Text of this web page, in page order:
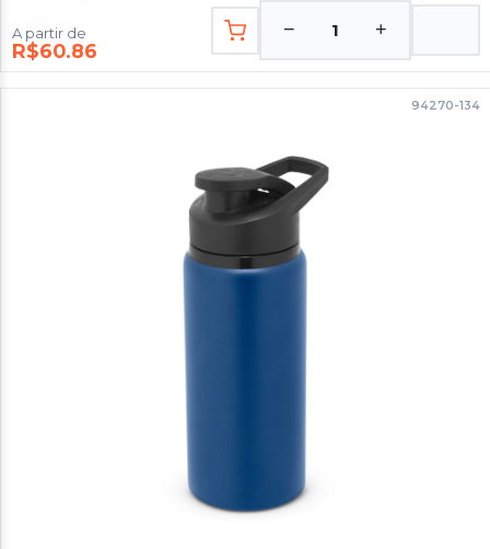
A partir de
R$60.86
− 1 +
94270-134